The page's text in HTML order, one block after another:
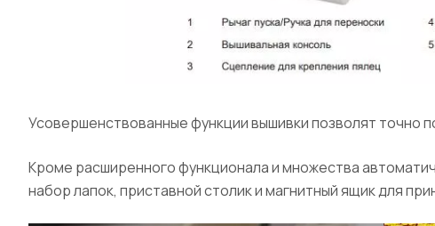
Усовершенствованные функции вышивки позволят точно
Кроме расширенного функционала и множества
набор лапок, приставной столик и магнитный ящик для